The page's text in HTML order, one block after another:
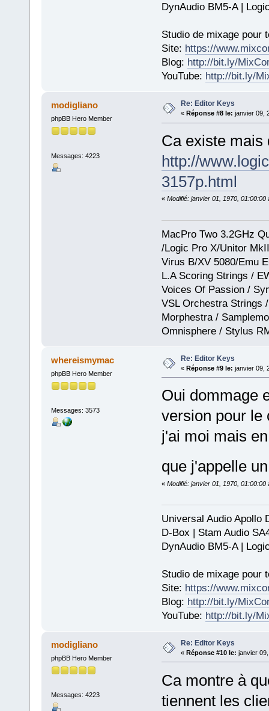
DynAudio BM5-A |
Studio de mixage pour
Site: https://
Blog: http://bit.ly/
YouTube: http://bit.ly/
modigliano
phpBB Hero Member
Messages: 4223
Re: Editor Keys
« Réponse #8 le: janvier 09,
Ca existe
http://
3157p.html
« Modifié: janvier 01, 1970, 01:00:00
MacPro Two 3.2GHz
/Logic Pro X/Unitor
Virus B/XV 5080/Emu
L.A Scoring Strings /
Voices Of Passion /
VSL Orchestra Strings
Morphestra /
Omnisphere / Stylus
whereismymac
phpBB Hero Member
Messages: 3573
Re: Editor Keys
« Réponse #9 le: janvier 09,
Oui dommage
version pour le
j'ai moi mais
que j'appelle
« Modifié: janvier 01, 1970, 01:00:00
Universal Audio Apollo
D-Box | Stam Audio
DynAudio BM5-A |
Studio de mixage pour
Site: https://
Blog: http://bit.ly/
YouTube: http://bit.ly/
modigliano
phpBB Hero Member
Messages: 4223
Re: Editor Keys
« Réponse #10 le: janvier
Ca montre à
tiennent les